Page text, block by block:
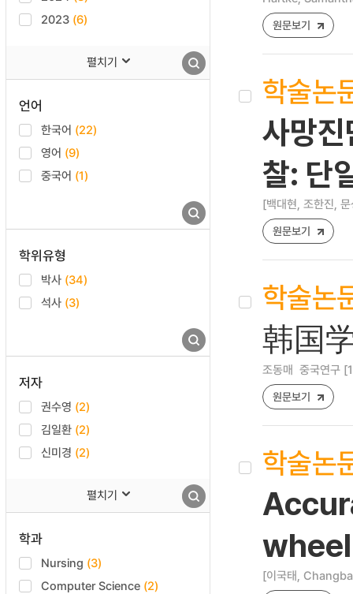
2023 (6)
펼치기
언어
한국어 (22)
영어 (9)
중국어 (1)
학위유형
박사 (34)
석사 (3)
저자
권수영 (2)
김일환 (2)
신미경 (2)
펼치기
학과
Nursing (3)
Computer Science (2)
원문보기
학술논
사망
찰: 단
[백대현, 조한진,
원문보기
학술논
韩国
조동매 중국연구
원문보기
학술논
[이국태,